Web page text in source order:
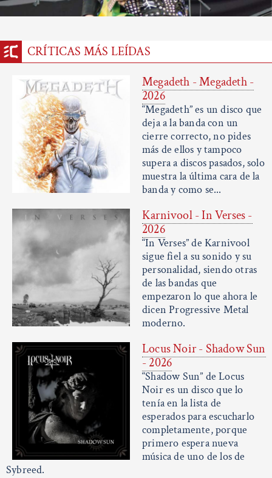
CRÍTICAS MÁS LEÍDAS
Megadeth - Megadeth -
2026
“Megadeth” es un disco que
deja a la banda con un
cierre correcto, no pides
más de ellos y tampoco
supera a discos pasados, solo
muestra la última cara de la
banda y como se...
Karnivool - In Verses -
2026
“In Verses” de Karnivool
sigue fiel a su sonido y su
personalidad, siendo otras
de las bandas que
empezaron lo que ahora le
dicen Progressive Metal
moderno.
Locus Noir - Shadow Sun
- 2026
“Shadow Sun” de Locus
Noir es un disco que lo
tenía en la lista de
esperados para escucharlo
completamente, porque
primero espera nueva
música de uno de los de
Sybreed.